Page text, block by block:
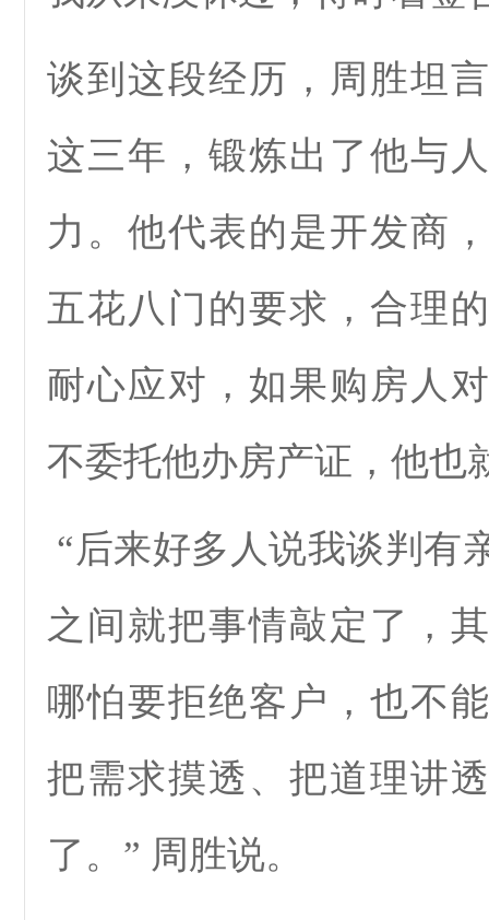
谈到这段经历，周胜坦
这三年，锻炼出了他与
力。他代表的是开发商
五花八门的要求，合理
耐心应对，如果购房人
不委托他办房产证，他也
“后来好多人说我谈判有
之间就把事情敲定了，
哪怕要拒绝客户，也不
把需求摸透、把道理讲
了。” 周胜说。